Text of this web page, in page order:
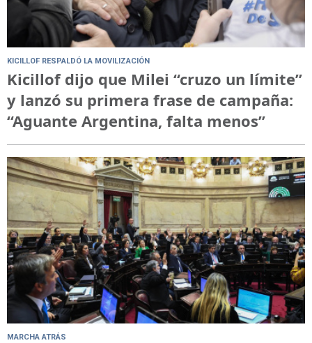
KICILLOF RESPALDÓ LA MOVILIZACIÓN
Kicillof dijo que Milei “cruzo un límite”
y lanzó su primera frase de campaña:
“Aguante Argentina, falta menos”
MARCHA ATRÁS